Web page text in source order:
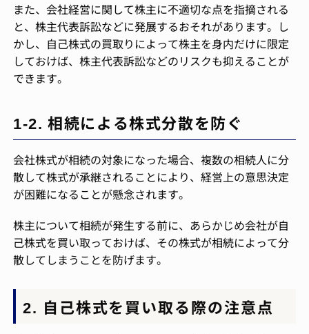
また、会社経営に関して株主に不適切な点を指摘される
と、株主代表訴訟などに発展するおそれがあります。し
かし、自己株式の買取りによって株主を身内だけに限定
しておけば、株主代表訴訟などのリスクも抑えることが
できます。
1-2. 相続による株式分散を防ぐ
会社株式が相続の対象になった場合、複数の相続人に分
散して株式が承継されることにより、経営上の意思決定
が困難になることが懸念されます。
株主について相続が発生する前に、あらかじめ会社が自
己株式を買い取っておけば、その株式が相続によって分
散してしまうことを防げます。
2. 自己株式を買い取る際の注意点